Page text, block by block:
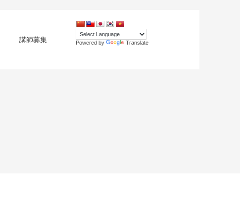
講師募集 Powered by Translate